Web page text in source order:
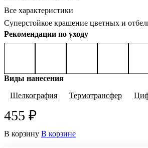
Все характеристики
Суперстойкое крашение цветных и
Рекомендации по уходу
Виды нанесения
Шелкография
Термотрансфер
455 ₽
В корзину В корзине